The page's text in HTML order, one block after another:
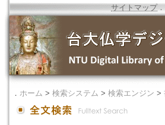
サイトマップ．
． ホーム > 検索システム > 検索エンジン >